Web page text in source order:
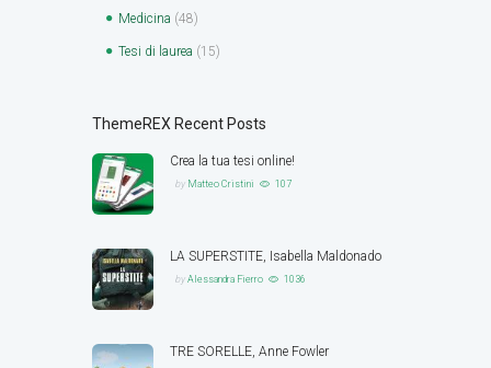
Medicina (48)
Tesi di laurea (15)
ThemeREX Recent Posts
Crea la tua tesi online!
by Matteo Cristini 107
LA SUPERSTITE, Isabella Maldonado
byAlessandra Fierro 1036
TRE SORELLE, Anne Fowler